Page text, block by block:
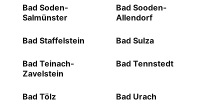
Bad Soden-
Salmünster
Bad Sooden-
Allendorf
Bad Staffelstein Bad Sulza
Bad Teinach-
Zavelstein
Bad Tennstedt
Bad Tölz Bad Urach